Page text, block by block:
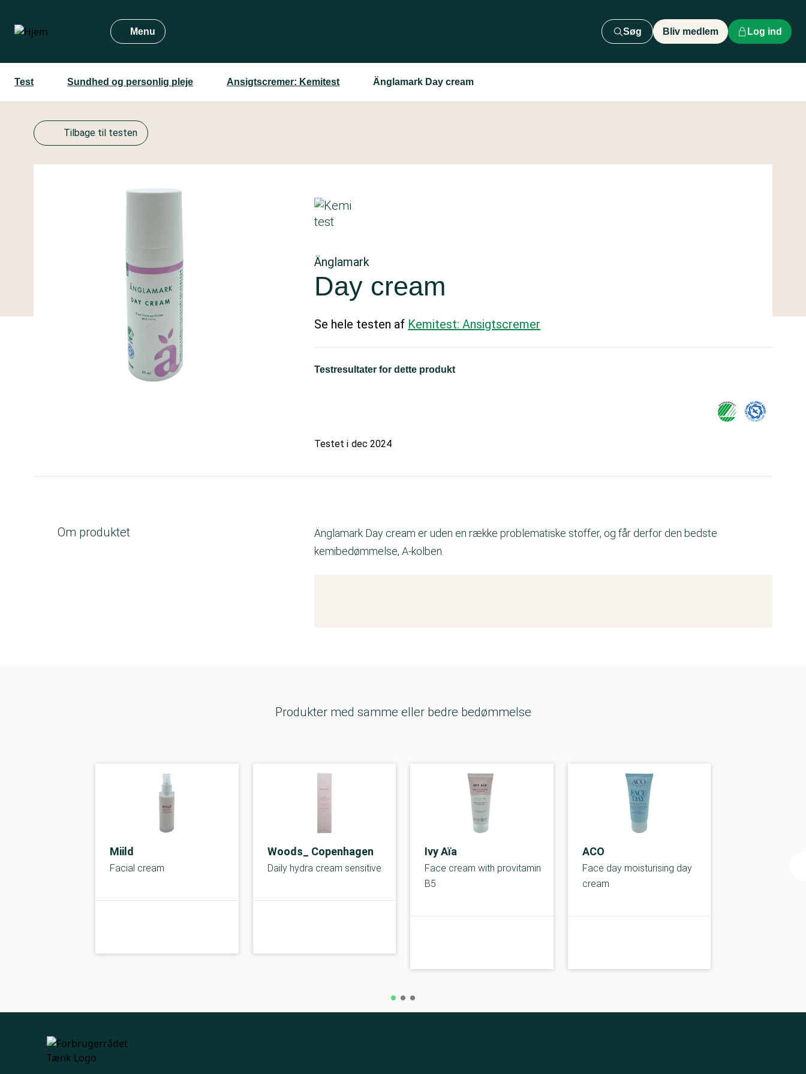
hovedindhold
Menu Søg Bliv medlem Log ind
Test Sundhed og personlig pleje Ansigtscremer: Kemitest Änglamark Day cream
Tilbage til testen
Änglamark
Day cream
Se hele testen af Kemitest: Ansigtscremer
Testresultater for dette produkt
Testet i dec 2024
Om produktet
Änglamark Day cream er uden en række problematiske stoffer, og får derfor den bedste
kemibedømmelse, A-kolben.
Produkter med samme eller bedre bedømmelse
Miild
Facial cream
Woods_ Copenhagen
Daily hydra cream sensitive
Ivy Aïa
Face cream with provitamin
B5
ACO
Face day moisturising day
cream
A-kolbe